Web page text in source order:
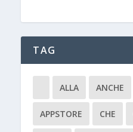
TAG
ALLA ANCHE
APPSTORE CHE